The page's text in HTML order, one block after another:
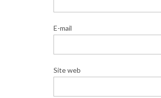
E-mail
Site web